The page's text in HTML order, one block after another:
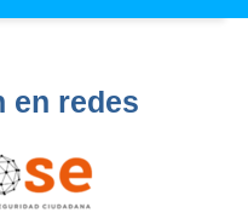
en redes